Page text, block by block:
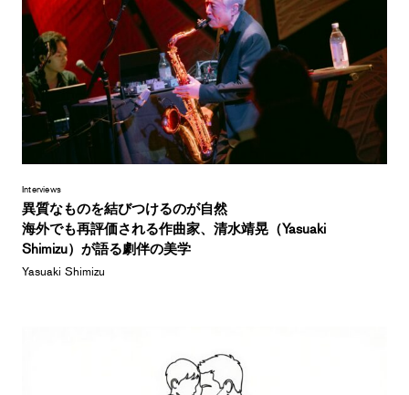
Interviews
異質なものを結びつけるのが自然
海外でも再評価される作曲家、清水靖晃（Yasuaki
Shimizu）が語る劇伴の美学
Yasuaki Shimizu